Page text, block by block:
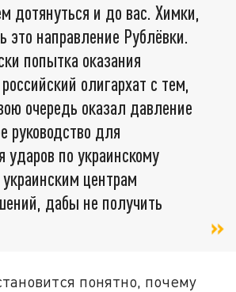
дотянуться и до вас. Химки,
это направление Рублёвки.
попытка оказания
олигархат с тем,
очередь оказал давление
руководство для
по украинскому
украинским центрам
дабы не получить
понятно, почему